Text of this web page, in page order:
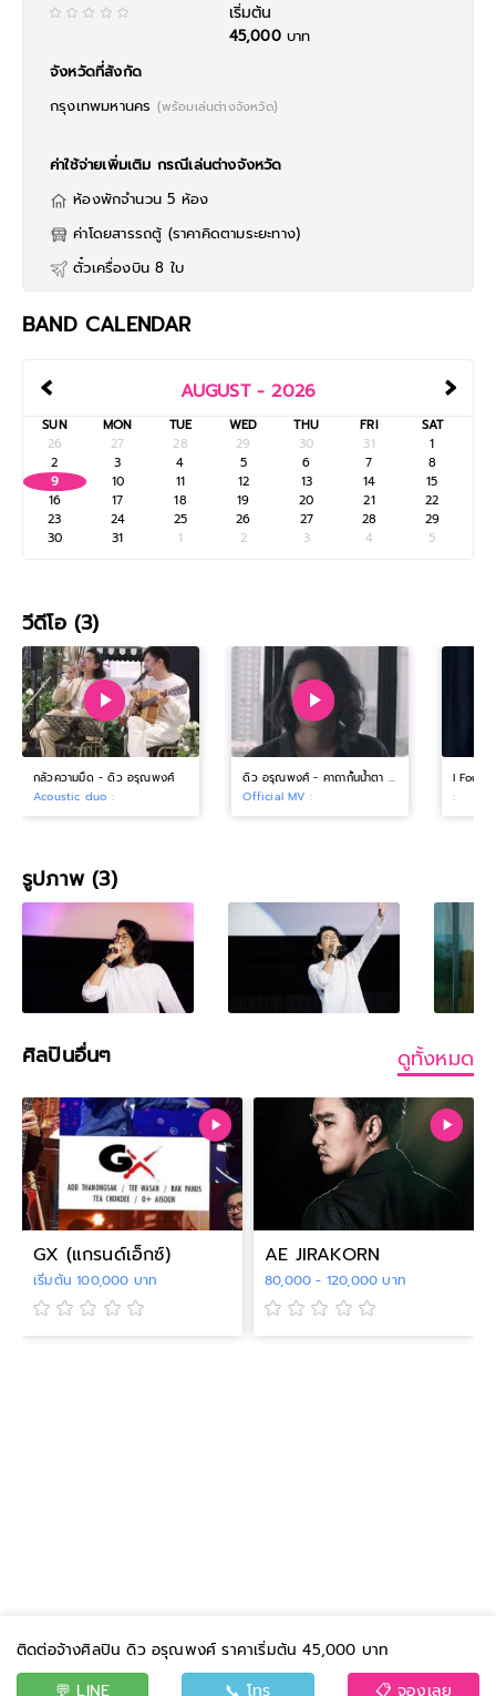
เริ่มต้น
45,000บาท
จังหวัดที่สังกัด
กรุงเทพมหานคร (พร้อมเล่นต่างจังหวัด)
ค่าใช้จ่ายเพิ่มเติม กรณีเล่นต่างจังหวัด
ห้องพักจำนวน 5 ห้อง
ค่าโดยสารรถตู้ (ราคาคิดตามระยะทาง)
ตั๋วเครื่องบิน 8 ใบ
BAND CALENDAR
‹ ›
AUGUST - 2026
SUN MON TUE WED THU FRI
SAT
26
27 28 29 30 31
1
2
3 4 5 6 7
8
9
10 11 12 13 14
15
16
17 18 19 20 21
22
23
24 25 26 27 28
29
30
31 1 2 3 4 5
วีดีโอ (3)
กลัวความมืด - ดิว อรุณพงศ์
Acoustic duo :
ดิว อรุณพงศ์ - คาถากั้นน้ำตา 【OFFICIAL MV】
Official MV :
:
รูปภาพ (3)
ศิลปินอื่นๆ ดูทั้งหมด
GX (แกรนด์เอ็กซ์)
เริ่มต้น 100,000 บาท
AE JIRAKORN
80,000 - 120,000 บาท
ติดต่อจ้างศิลปิน ดิว อรุณพงศ์ ราคาเริ่มต้น 45,000 บาท
💬 LINE
📞 โทร 📋 จองเลย